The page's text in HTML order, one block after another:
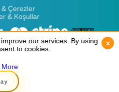
& Çerezler
& Koşullar
Rent 'n Connect
our services. By using
to cookies.
More
x
our services. By using
to cookies.
More
x